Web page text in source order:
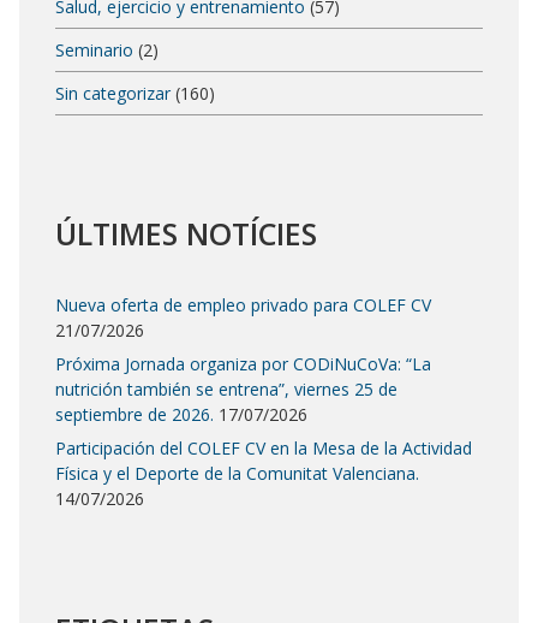
Salud, ejercicio y entrenamiento (57)
Seminario (2)
Sin categorizar (160)
ÚLTIMES NOTÍCIES
Nueva oferta de empleo privado para COLEF CV
21/07/2026
Próxima Jornada organiza por CODiNuCoVa: “La
nutrición también se entrena”, viernes 25 de
septiembre de 2026. 17/07/2026
Participación del COLEF CV en la Mesa de la Actividad
Física y el Deporte de la Comunitat Valenciana.
14/07/2026